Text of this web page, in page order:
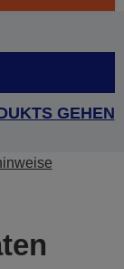
GEHEN